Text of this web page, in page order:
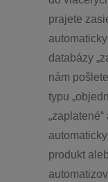
prajete
databázy
nám
typu
produkt